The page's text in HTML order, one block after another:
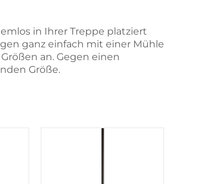
in Ihrer Treppe platziert
ganz einfach mit einer Mühle
an. Gegen einen
Größe.